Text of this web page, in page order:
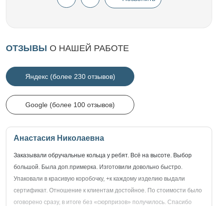
ОТЗЫВЫ О НАШЕЙ РАБОТЕ
Яндекс (более 230 отзывов)
Google (более 100 отзывов)
Анастасия Николаевна
Заказывали обручальные кольца у ребят. Всё на высоте. Выбор
большой. Была доп.примерка. Изготовили довольно быстро.
Упаковали в красивую коробочку, +к каждому изделию выдали
сертификат. Отношение к клиентам достойное. По стоимости было
оговорено сразу, в итоге без «сюрпризов» получилось. Спасибо